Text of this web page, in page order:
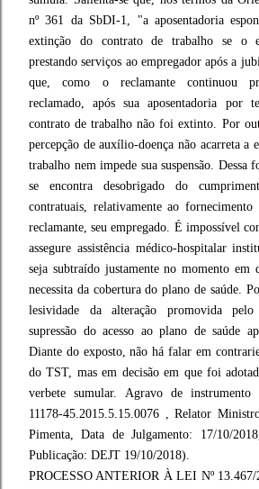
nº 361 da SbDI-1, "a aposentadoria
extinção do contrato de trabalho se o
prestando serviços ao empregador após a
que, como o reclamante continuou
reclamado, após sua aposentadoria por
contrato de trabalho não foi extinto. Por
percepção de auxílio-doença não acarreta a
trabalho nem impede sua suspensão. Dessa
se encontra desobrigado do
contratuais, relativamente ao
reclamante, seu empregado. É impossível
assegure assistência médico-hospitalar
seja subtraído justamente no momento em
necessita da cobertura do plano de saúde.
lesividade da alteração promovida
supressão do acesso ao plano de saúde
Diante do exposto, não há falar em
do TST, mas em decisão em que foi
verbete sumular. Agravo de
11178-45.2015.5.15.0076 , Relator
Pimenta, Data de Julgamento: 17/10/
Publicação: DEJT 19/10/2018).
PROCESSO ANTERIOR À LEI Nº